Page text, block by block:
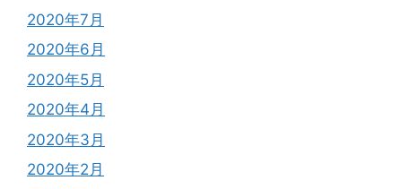
2020年7月
2020年6月
2020年5月
2020年4月
2020年3月
2020年2月